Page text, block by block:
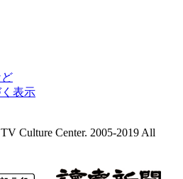
表示
Culture Center. 2005-2019 All